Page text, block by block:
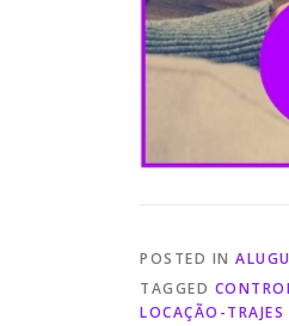
POSTED IN
TAGGED
LOCAÇÃO-TRAJES